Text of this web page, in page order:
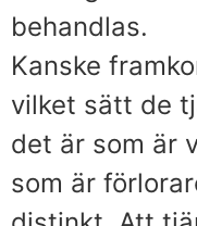
behandlas.
Kanske
vilket sätt de
det är som är
som är